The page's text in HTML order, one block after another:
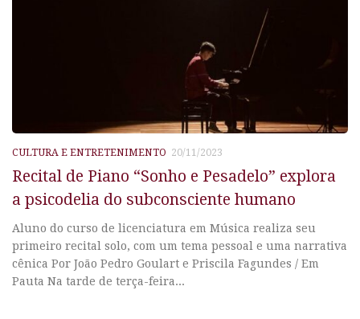
CULTURA E ENTRETENIMENTO 20/11/2023
Recital de Piano “Sonho e Pesadelo” explora
a psicodelia do subconsciente humano
Aluno do curso de licenciatura em Música realiza seu
primeiro recital solo, com um tema pessoal e uma narrativa
cênica Por João Pedro Goulart e Priscila Fagundes / Em
Pauta Na tarde de terça-feira...